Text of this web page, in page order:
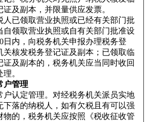
证及副本，并限量供应发票。
人已领取营业执照或已经有关部门批
自领取营业执照或自有关部门批准设
日内，向税务机关申报办理税务登
关核发税务登记证及副本；已领取临
证及副本的，税务机关应当同时收回
。
户管理
户认定管理。对经税务机关派员实地
下落的纳税人，如有欠税且有可以强
物的，税务机关应按照《税收征收管